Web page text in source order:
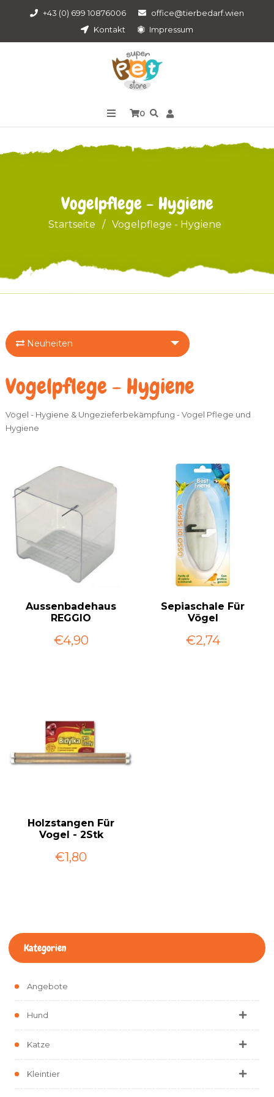
+43 (0) 699 10876006
office@tierbedarf.wien
Kontakt
Impressum
0
Vogelpflege - Hygiene
Startseite / Vogelpflege - Hygiene
Kategorien
Angebote
Hund
Katze
Kleintier
Neuheiten
Vogelpflege - Hygiene
Vögel - Hygiene & Ungezieferbekämpfung - Vogel Pflege und
Hygiene
Aussenbadehaus
REGGIO
€4,90
Sepiaschale Für
Vögel
€2,74
Holzstangen Für
Vogel - 2Stk
€1,80